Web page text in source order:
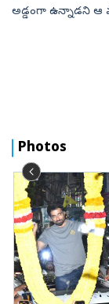
అడ్డంగా ఉన్నాడని
Photos